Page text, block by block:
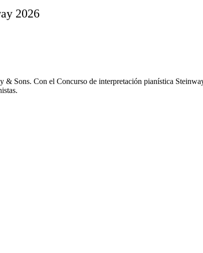
2026
Sons. Con el Concurso de interpretación pianística